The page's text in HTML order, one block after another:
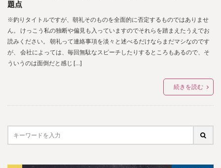
題点
※釣りタイトルですが、朝礼そのものを全面的に否定するものではありませ
ん。 けっこう私の独断や偏見も入っていますのでそれらを踏まえたうえでお
読みください。 朝礼って連絡事項を淡々と述べるだけならまだマシなのです
が、 会社によっては、毎回無駄なスピーチしたりするところもあるので、そ
ういうのは面倒だと感じ […]
続きを読む